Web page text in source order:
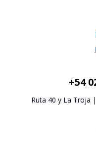
+54
Ruta 40 y La Troja